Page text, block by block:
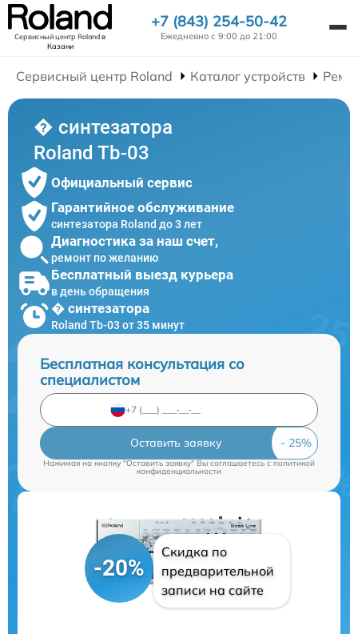
Сервисный центр Rolandв
Казани
+7 (843) 254-50-42
Ежедневно с 9:00 до 21:00
Сервисный центр Roland Каталог устройств
� синтезатора
Roland Tb-03
Официальный сервис
Гарантийное обслуживание
синтезатора Roland до 3 лет
Диагностика за наш счет,
ремонт по желанию
Бесплатный выезд курьера
в день обращения
� синтезатора
Roland Tb-03 от 35 минут
Бесплатная консультация со
специалистом
Оставить заявку
Нажимая на кнопку "Оставить заявку" Вы соглашаетесь cполитикой
конфиденциальности
-20%
Скидка по
предварительной
записи на сайте